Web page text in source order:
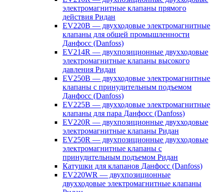
электромагнитные клапаны прямого
действия Ридан
EV220B — двухходовые электромагнитные
клапаны для общей промышленности
Данфосс (Danfoss)
EV214R — двухпозиционные двухходовые
электромагнитные клапаны высокого
давления Ридан
EV250B — двухходовые электромагнитные
клапаны с принудительным подъемом
Данфосс (Danfoss)
EV225B — двухходовые электромагнитные
клапаны для пара Данфосс (Danfoss)
EV220R — двухпозиционные двухходовые
электромагнитные клапаны Ридан
EV250R — двухпозиционные двухходовые
электромагнитные клапаны с
принудительным подъемом Ридан
Катушки для клапанов Данфосс (Danfoss)
EV220WR — двухпозиционные
двухходовые электромагнитные клапаны